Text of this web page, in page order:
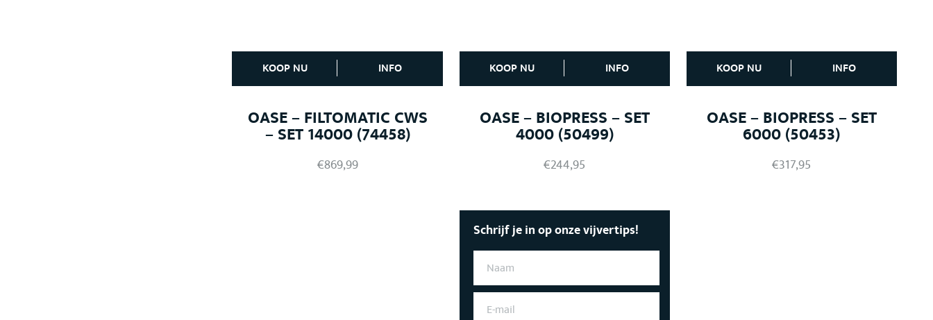
KOOP NU INFO
OASE – FILTOMATIC CWS
– SET 14000 (74458)
€869,99
KOOP NU INFO
OASE – BIOPRESS – SET
4000 (50499)
€244,95
KOOP NU INFO
OASE – BIOPRESS – SET
6000 (50453)
€317,95
Schrijf je in op onze vijvertips!
N
M
E